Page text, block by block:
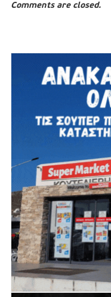
Comments are closed.